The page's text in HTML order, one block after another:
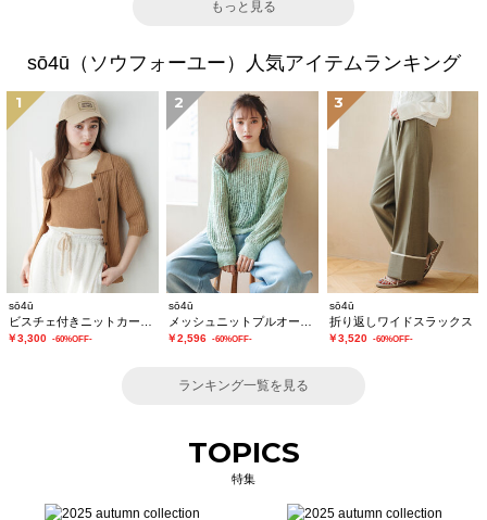
もっと見る
sō4ū（ソウフォーユー）人気アイテムランキング
1
sō4ū
￥3,300 -60%OFF-
2
sō4ū
￥2,596 -60%OFF-
3
sō4ū
折り返しワイドスラックス
￥3,520 -60%OFF-
ランキング一覧を見る
TOPICS
特集